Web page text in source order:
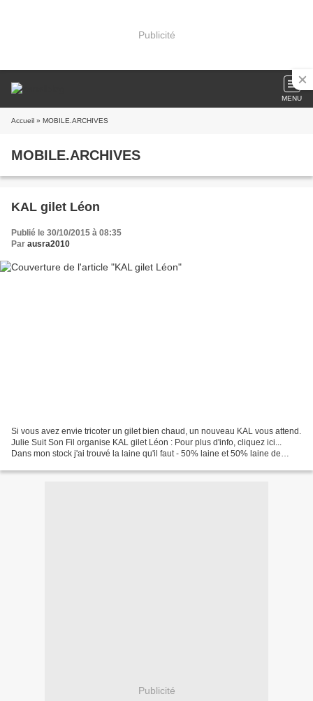
Publicité
MENU
Accueil » MOBILE.ARCHIVES
MOBILE.ARCHIVES
KAL gilet Léon
Publié le 30/10/2015 à 08:35
Par ausra2010
Si vous avez envie tricoter un gilet bien chaud, un nouveau KAL vous attend.
Julie Suit Son Fil organise KAL gilet Léon : Pour plus d'info, cliquez ici...
Dans mon stock j'ai trouvé la laine qu'il faut - 50% laine et 50% laine de
Publicité